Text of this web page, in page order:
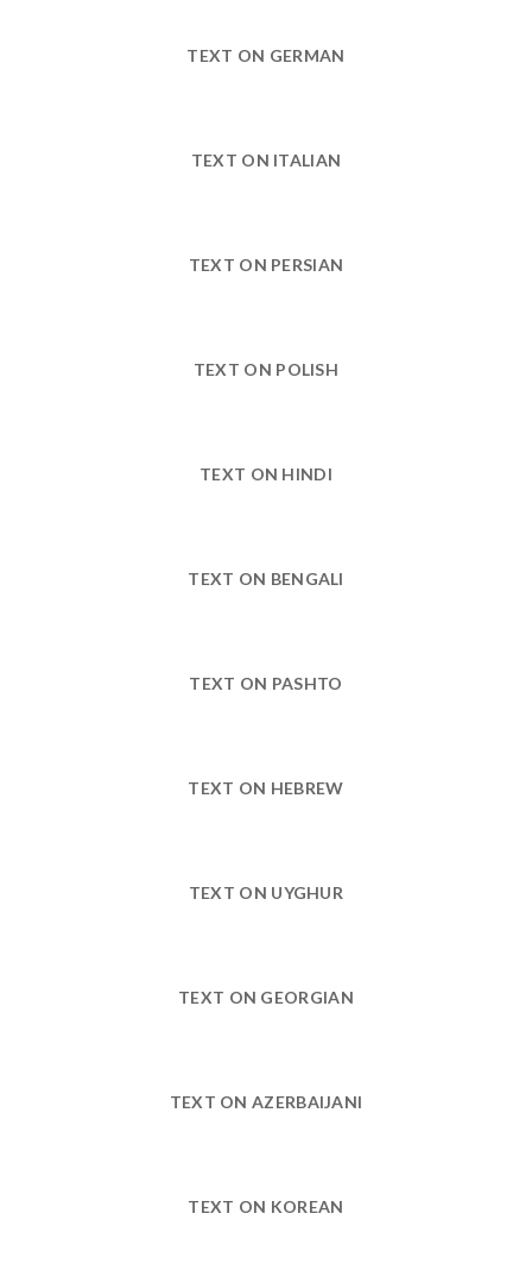
TEXT ON GERMAN
TEXT ON ITALIAN
TEXT ON PERSIAN
TEXT ON POLISH
TEXT ON HINDI
TEXT ON BENGALI
TEXT ON PASHTO
TEXT ON HEBREW
TEXT ON UYGHUR
TEXT ON GEORGIAN
TEXT ON AZERBAIJANI
TEXT ON KOREAN